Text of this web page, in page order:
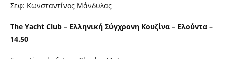
Σεφ: Κωνσταντίνος Μάνδυλας
The Yacht Club – Ελληνική Σύγχρονη Κουζίνα – Ελούντα –
14.50